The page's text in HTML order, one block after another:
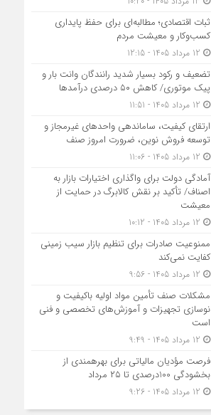
ثبات اقتصادی؛ مطالبه‌ای برای حفظ پایداری
کسب‌وکار و معیشت مردم
تضعیف و رکود بسیار شدید رانندگان وانت بار و
پیک موتوری/ کاهش ۵۰ درصدی درآمدها
ارتقای کیفیت، ساماندهی واحدهای غیرمجاز و
توسعه فروش نوین، ضرورت امروز صنف
آمادگی دولت برای واگذاری اختیارات بازار به
اصناف/ تأکید بر نقش کالابرگ در حمایت از
معیشت
ممنوعیت صادرات برای تنظیم بازار سیب زمینی
کفایت نمی‌کند
مشکلات صنف تأمین مواد اولیه باکیفیت و
نوسازی تجهیزات و آموزش‌های تخصصی و فنی
است
فرصت مؤدیان مالیاتی برای بهره‎مندی از
بخشودگی 100درصدی تا ۲۵ مرداد